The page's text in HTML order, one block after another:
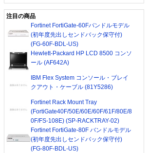
注目の商品
Fortinet FortiGate-60Fバンドルモデル
(初年度先出しセンドバック保守付)
(FG-60F-BDL-US)
Hewlett-Packard HP LCD 8500 コンソ
ール (AF642A)
IBM Flex System コンソール・ブレイ
クアウト・ケーブル (81Y5286)
Fortinet Rack Mount Tray
(FortiGate40F/50E/60E/60F/61F/80E/8
0F/FS-108E) (SP-RACKTRAY-02)
Fortinet FortiGate-80F バンドルモデル
(初年度先出しセンドバック保守付)
(FG-80F-BDL-US)